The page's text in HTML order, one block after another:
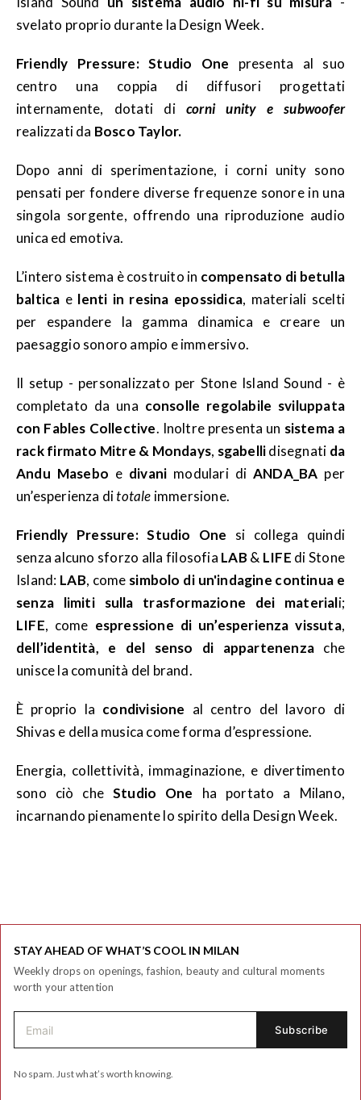
svelato proprio durante la Design Week.
Friendly Pressure: Studio One presenta al suo
centro una coppia di diffusori progettati
internamente, dotati dicorni unity e subwoofer
realizzati da Bosco Taylor.
Dopo anni di sperimentazione, i corni unity sono
pensati per fondere diverse frequenze sonore in una
singola sorgente, offrendo una riproduzione audio
unica ed emotiva.
L’intero sistema è costruito in compensato di betulla
baltica e lenti in resina epossidica, materiali scelti
per espandere la gamma dinamica e creare un
paesaggio sonoro ampio e immersivo.
Il setup - personalizzato per Stone Island Sound - è
completato da una consolle regolabile sviluppata
con Fables Collective. Inoltre presenta un sistema a
rack firmato Mitre & Mondays, sgabellidisegnati da
Andu Masebo e divani modulari diANDA_BA per
un’esperienza ditotale immersione.
Friendly Pressure: Studio One si collega quindi
senza alcuno sforzo alla filosofia LAB & LIFE di Stone
Island: LAB, come simbolo di un'indagine continua e
senza limiti sulla trasformazione dei materiali;
LIFE, come espressione di un’esperienza vissuta,
dell’identità, e del senso di appartenenza che
unisce la comunità del brand.
È proprio la condivisione al centro del lavoro di
Shivas e della musica come forma d’espressione.
Energia, collettività, immaginazione, e divertimento
sono ciò che Studio One ha portato a Milano,
incarnando pienamente lo spirito della Design Week.
STAY AHEAD OF WHAT’S COOL IN MILAN
Weekly drops on openings, fashion, beauty and cultural moments
worth your attention
No spam. Just what’s worth knowing.